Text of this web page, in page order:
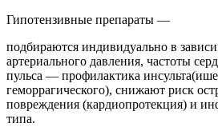
Гипотензивные препараты —
подбираются индивидуально в
артериального давления, частоты
пульса — профилактика
геморрагического), снижают риск
повреждения (кардиопротекция) и
типа.